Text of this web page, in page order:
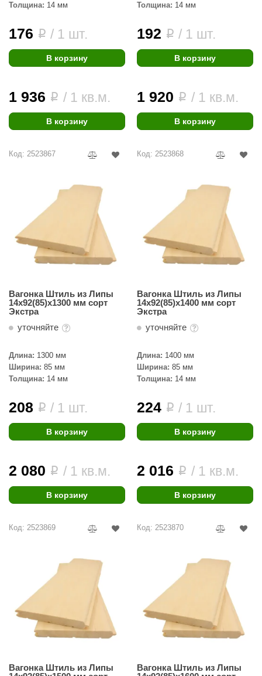
Толщина: 14 мм
176 i / 1 шт.
В корзину
1 936 i / 1 кв.м.
В корзину
Толщина: 14 мм
192 i / 1 шт.
В корзину
1 920 i / 1 кв.м.
В корзину
Код: 2523867
Вагонка Штиль из Липы
14х92(85)х1300 мм сорт
Экстра
уточняйте
Длина: 1300 мм
Ширина: 85 мм
Толщина: 14 мм
208 i / 1 шт.
В корзину
2 080 i / 1 кв.м.
В корзину
Код: 2523868
Вагонка Штиль из Липы
14х92(85)х1400 мм сорт
Экстра
уточняйте
Длина: 1400 мм
Ширина: 85 мм
Толщина: 14 мм
224 i / 1 шт.
В корзину
2 016 i / 1 кв.м.
В корзину
Код: 2523869
Вагонка Штиль из Липы
Код: 2523870
Вагонка Штиль из Липы